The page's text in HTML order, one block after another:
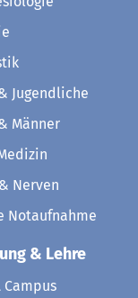
Jugendliche
Männer
Nerven
Notaufnahme
& Lehre
Campus